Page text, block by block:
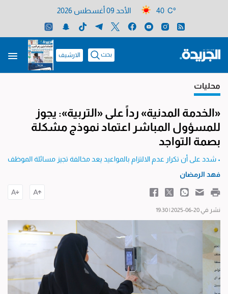
40 C° الأحد 09 أغسطس 2026
بحث الارشيف
محليات
«الخدمة المدنية» رداً على «التربية»: يجوز
للمسؤول المباشر اعتماد نموذج مشكلة
بصمة التواجد
• شدد على أن تكرار عدم الالتزام بالمواعيد يعد مخالفة تجيز مسائلة الموظف
فهد الرمضان
نشر في 20-06-2025 | 19:30